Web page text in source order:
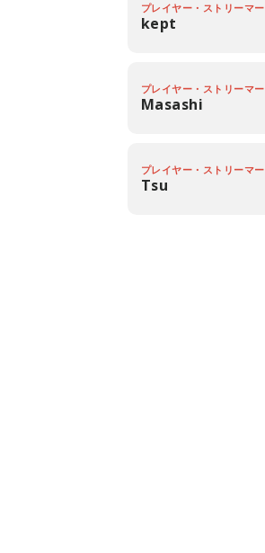
プレイヤー・ストリーマー
kept
プレイヤー・ストリーマー
Masashi
プレイヤー・ストリーマー
Tsu